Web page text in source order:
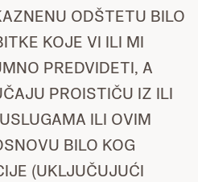
ODŠTETU BILO
KOJE VI ILI MI
PREDVIDETI, A
PROISTIČU IZ ILI
ILI OVIM
BILO KOG
(UKLJUČUJUĆI